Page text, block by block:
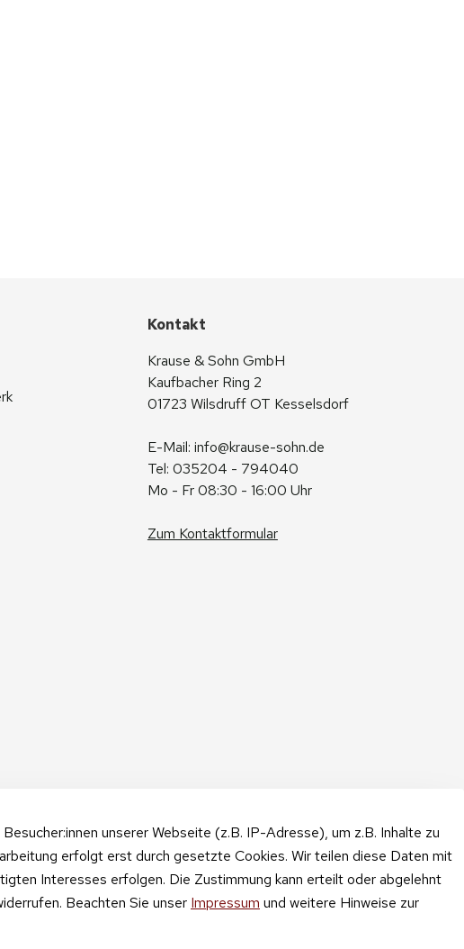
unserer Webseite (z.B. IP-Adresse), um z.B. Inhalte zu
erfolgt erst durch gesetzte Cookies. Wir teilen diese Daten mit
Interesses erfolgen. Die Zustimmung kann erteilt oder abgelehnt
Beachten Sie unser Impressum und weitere Hinweise zur
Kontakt
Krause & Sohn GmbH
Kaufbacher Ring 2
01723 Wilsdruff OT Kesselsdorf
E-Mail: info@krause-sohn.de
Tel: 035204 - 794040
Mo - Fr 08:30 - 16:00 Uhr
Zum Kontaktformular